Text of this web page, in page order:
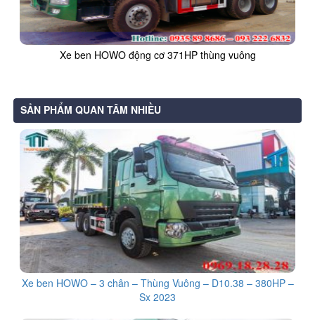
Xe ben HOWO động cơ 371HP thùng vuông
SẢN PHẨM QUAN TÂM NHIỀU
Xe ben HOWO – 3 chân – Thùng Vuông – D10.38 – 380HP –
Sx 2023